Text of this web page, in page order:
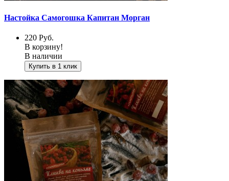
Настойка Самогошка Капитан Морган
220 Руб.
В корзину!
В наличии
Купить в 1 клик